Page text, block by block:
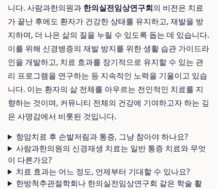
니다. 사람과한의원과 한의실전임상연구회의 비전은 치료
가 끝난 후에도 환자가 건강한 상태를 유지하고, 재발을 방
지하며, 더 나은 삶의 질을 누릴 수 있도록 돕는 데 있습니다.
이를 위해 신경병증의 재발 방지를 위한 생활 습관 가이드라
인을 개발하고, 치료 효과를 장기적으로 유지할 수 있는 관
리 프로그램을 연구하는 등 지속적인 노력을 기울이고 있습
니다. 이는 환자의 삶 전체를 아우르는 전인적인 치료를 지
향하는 것이며, 커뮤니티 전체의 건강에 기여하고자 하는 깊
은 사명감에서 비롯된 것입니다.
항암치료 후 손발저림과 통증, 그냥 참아야 하나요?
사람과한의원의 신경재생 치료는 일반 통증 치료와 무엇
이 다른가요?
치료 효과는 어느 정도, 언제부터 기대할 수 있나요?
한방척추관절학회나 한의실전임상연구회 같은 학술 활